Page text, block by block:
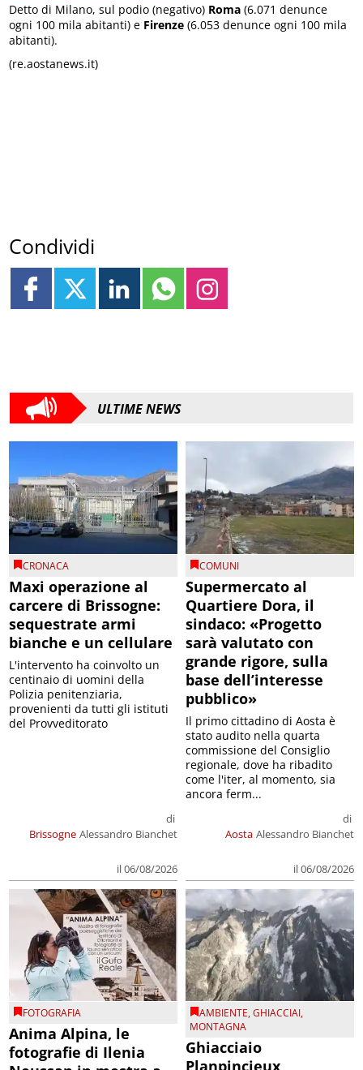
Detto di Milano, sul podio (negativo) Roma (6.071 denunce
ogni 100 mila abitanti) e Firenze (6.053 denunce ogni 100 mila
abitanti).
(re.aostanews.it)
Condividi
ULTIME NEWS
CRONACA
Maxi operazione al
carcere di Brissogne:
sequestrate armi
bianche e un cellulare
Brissogne
di
Alessandro Bianchet
il 06/08/2026
L'intervento ha coinvolto un
centinaio di uomini della
Polizia penitenziaria,
provenienti da tutti gli istituti
del Provveditorato
COMUNI
Supermercato al
Quartiere Dora, il
sindaco: «Progetto
sarà valutato con
grande rigore, sulla
base dell’interesse
pubblico»
Aosta
di
Alessandro Bianchet
il 06/08/2026
Il primo cittadino di Aosta è
stato audito nella quarta
commissione del Consiglio
regionale, dove ha ribadito
come l'iter, al momento, sia
ancora ferm...
FOTOGRAFIA
Anima Alpina, le
fotografie di Ilenia
AMBIENTE,GHIACCIAI,
MONTAGNA
Ghiacciaio